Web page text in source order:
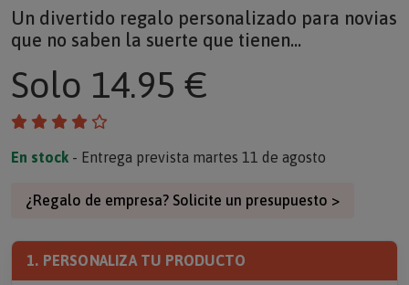
Un divertido regalo personalizado para novias
que no saben la suerte que tienen...
Solo 14.95 €
En stock - Entrega prevista martes 11 de agosto
¿Regalo de empresa? Solicite un presupuesto >
1. PERSONALIZA TU PRODUCTO